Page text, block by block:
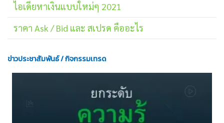
ไอเดียหาเงินแบบใหม่ๆ 2021
ราคา Ask / Bid และ สเปรด คืออะไร
ข่าวประชาสัมพันธ์ / กิจกรรมเทรด